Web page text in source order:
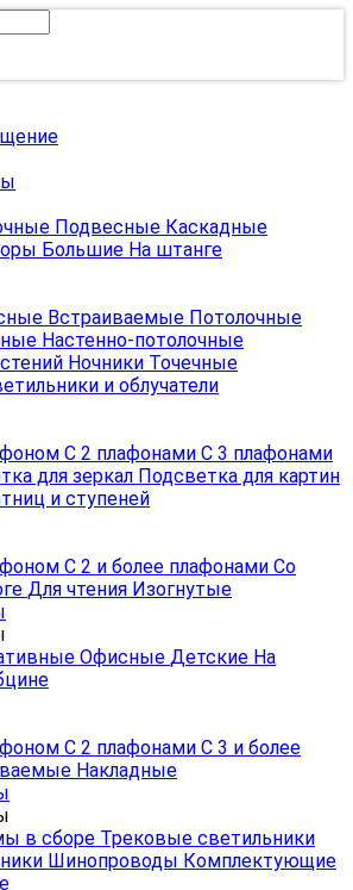
Подвесные Каскадные
Большие На штанге
Встраиваемые Потолочные
Настенно-потолочные
Ночники Точечные
и облучатели
С 2 плафонами С 3 плафонами
для зеркал Подсветка для картин
и ступеней
С 2 и более плафонами Со
Для чтения Изогнутые
Офисные Детские На
С 2 плафонами С 3 и более
Накладные
в сборе Трековые светильники
Шинопроводы Комплектующие